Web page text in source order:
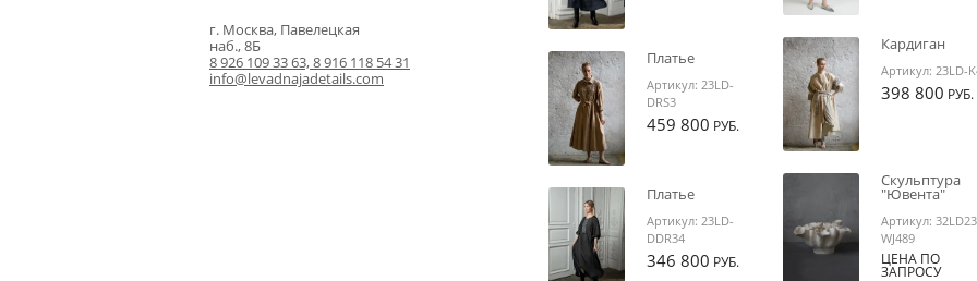
г. Москва, Павелецкая
наб., 8Б
8 926 109 33 63, 8 916 118 54 31
info@levadnajadetails.com
Платье
Артикул: 23LD-
DRS3
459 800 РУБ.
Платье
Артикул: 23LD-
DDR34
346 800 РУБ.
Кардиган
Артикул: 23LD-
398 800 РУБ.
Скульптура
"Ювента"
Артикул:
WJ489
ЦЕНА ПО
ЗАПРОСУ